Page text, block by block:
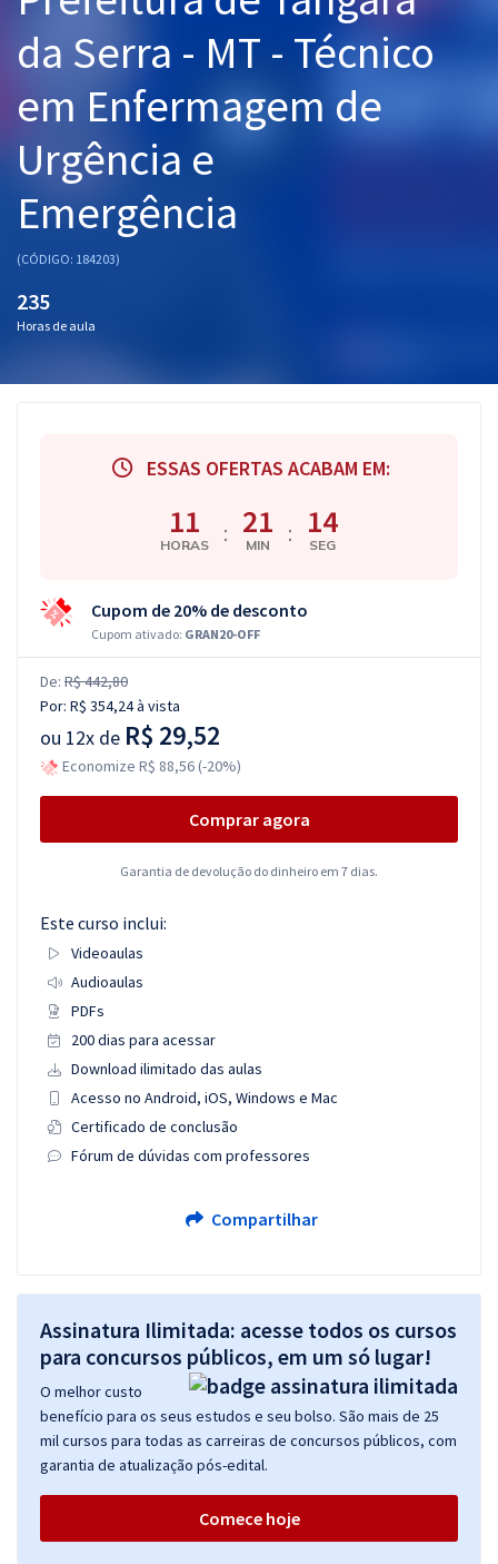
Graduação
OAB
Mentorias
Questões grátis
Blog
da Serra - MT - Técnico
em Enfermagem de
Urgência e
Emergência
(CÓDIGO: 184203)
235
Horas de aula
ESSAS OFERTAS ACABAM EM:
11
HORAS : 21
MIN : 13
SEG
Cupom de 20% de desconto
Cupom ativado: GRAN20-OFF
De: R$ 442,80
Por: R$ 354,24à vista
ou 12x de R$ 29,52
Economize R$ 88,56 (-20%)
Comprar agora
Garantia de devolução do dinheiro em 7 dias.
Este curso inclui:
Videoaulas
Audioaulas
PDFs
200 dias para acessar
Download ilimitado das aulas
Acesso no Android, iOS, Windows e Mac
Certificado de conclusão
Fórum de dúvidas com professores
Compartilhar
Assinatura Ilimitada: acesse todos os cursos
para concursos públicos, em um só lugar!
O melhor custo
benefício para os seus estudos e seu bolso. São mais de 25
mil cursos para todas as carreiras de concursos públicos, com
garantia de atualização pós-edital.
Comece hoje